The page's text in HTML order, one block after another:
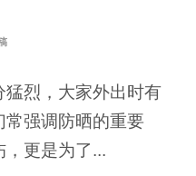
烈，大家外出时有
强调防晒的重要
更是为了...